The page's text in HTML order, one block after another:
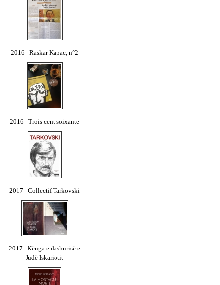
2016 - Raskar Kapac, n°2
2016 - Trois cent soixante
2017 - Collectif Tarkovski
2017 - Kënga e dashurisë e
Judë Iskariotit